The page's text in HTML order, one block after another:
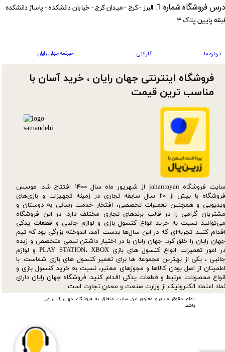
تمام حقوق مادی و معنوی این سایت متعلق به فروشگاه جهان رایان می
باشد.
سایت فروشگاه jahanrayan از شهریور ماه سال ۱۴۰۰ افتتاح شد. موسس
فروشگاه با بیش از ۲۰ سال سابقه تجاری در زمینه تجهیزات و بازی‌های
ویدیویی و همچنین تعمیرات تخصصی، افتخار خدمت رسانی به دوستان و
مشتریان گرامی را در قالب برندهای تجاری مختلف دارد. در این فروشگاه
می‌توانید نسبت به خرید انواع کنسول بازی و لوازم جانبی و قطعات یدکی‌
اقدام کنید. تجربه‌ای که در این سال‌ها بدست آمد، اندوخته بزرگی بود که تیم
جهان رایان را خلق کرد. جهان رایان با در اختیار داشتن تیمی متخصص و زبده
در امور تعمیرات انواع کنسول های بازی PLAY STATION، XBOX و لوازم
جانبی ، یکی از بهترین مجموعه ها برای تعمیر کنسول های بازی شماست. با
اطمینان از اصل بودن کالاها و مجوزهای معتبر، نسبت به خرید کنسول بازی و
انواع محصولات مرتبط و قطعات یدکی اقدام کنید. فروشگاه جهان رایان دارای
نماد اعتماد الکترونیک از وزارت صنعت و معدن تجارت است.
فروشگاه اینترنتی جهان رایان ، خرید آسان با
مناسب ترین قیمت​​​​​​​
درباره ما گارانتی خبرنامه جهان رایان
فروشگاه شماره 1:
البرز - کرج - میدان کرج - خیابان دانشکده - پاساژ دانشکده
پایین پلاک ۴